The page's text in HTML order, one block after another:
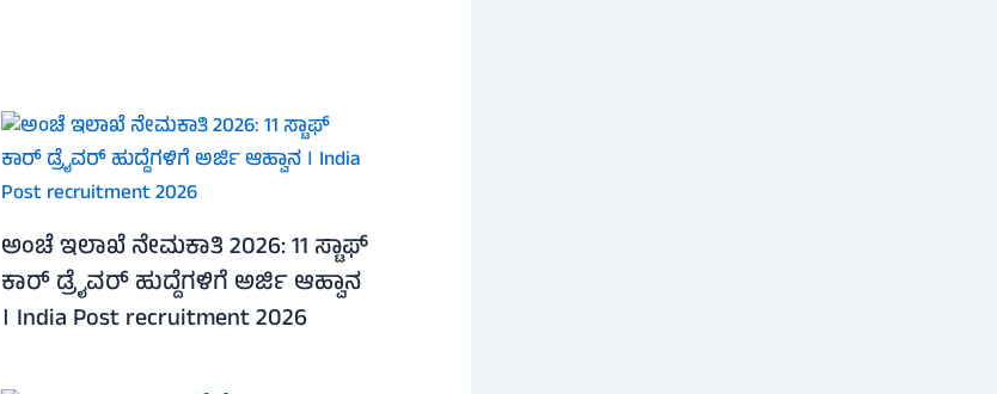
ಅಂಚೆ ಇಲಾಖೆ ನೇಮಕಾತಿ 2026: 11 ಸ್ಟಾಫ್
ಕಾರ್ ಡ್ರೈವರ್ ಹುದ್ದೆಗಳಿಗೆ ಅರ್ಜಿ ಆಹ್ವಾನ
। India Post recruitment 2026